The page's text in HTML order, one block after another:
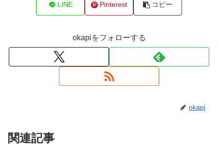
LINE Pinterest コピー
okapiをフォローする
okapi
関連記事